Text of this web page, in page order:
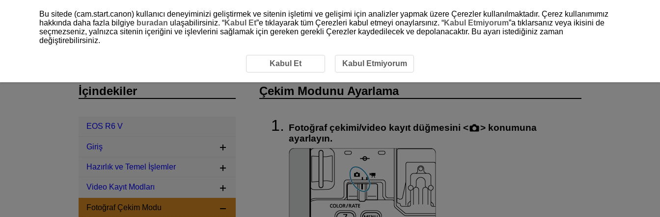
Çekim Modunu Ayarlama
Fotoğraf çekimi/video kayıt düğmesini
konumuna
ayarlayın.
İçindekiler
EOS R6 V
Giriş
Hazırlık ve Temel İşlemler
Video Kayıt Modları
Fotoğraf Çekim Modu
Bu sitede (cam.start.canon) kullanıcı deneyiminizi geliştirmek ve sitenin işletimi ve gelişimi için analizler yapmak üzere Çerezler kullanılmaktadır. Çerez kullanımımız
hakkında daha fazla bilgiye buradan ulaşabilirsiniz. “Kabul Et”e tıklayarak tüm Çerezleri kabul etmeyi onaylarsınız. “Kabul Etmiyorum”a tıklarsanız veya ikisini de
seçmezseniz, yalnızca sitenin içeriğini ve işlevlerini sağlamak için gereken gerekli Çerezler kaydedilecek ve depolanacaktır. Bu ayarı istediğiniz zaman
değiştirebilirsiniz.
Kabul Et Kabul Etmiyorum